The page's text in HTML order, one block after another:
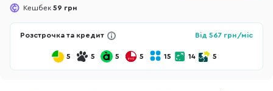
Кешбек 59 грн
Розстрочка та кредит Від 567 грн/міс
5 5 5 5 15 14 5